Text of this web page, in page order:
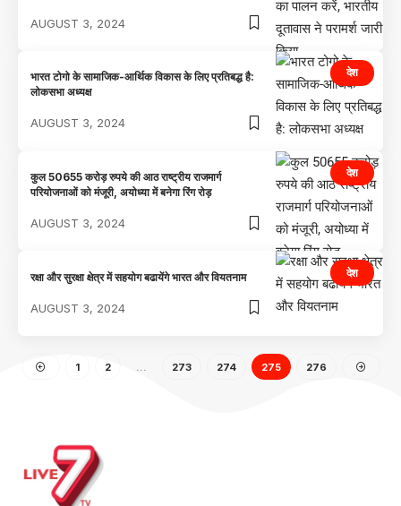
AUGUST 3, 2024
देश
भारत टोगो के सामाजिक-आर्थिक विकास के लिए प्रतिबद्ध है:
लोकसभा अध्यक्ष
AUGUST 3, 2024
देश
कुल 50655 करोड़ रुपये की आठ राष्ट्रीय राजमार्ग
परियोजनाओं को मंजूरी, अयोध्या में बनेगा रिंग रोड़
AUGUST 3, 2024
देश
रक्षा और सुरक्षा क्षेत्र में सहयोग बढायेंगे भारत और वियतनाम
AUGUST 3, 2024
1 2 273 274 275 276